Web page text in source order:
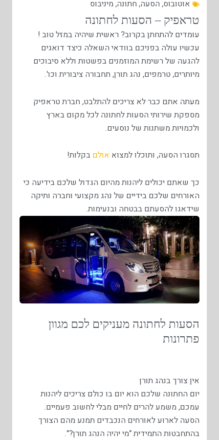
אוטובוס,הסעה,חתונה,מיניבוס
טראפיק – הסעות לחתונה
עומדים להתחתן בקרוב? ראשית שיהיה במזל טוב !
עכשיו עולה בפניכם בוודאי השאלה כיצד דואגים
להגעה של רשימת המוזמנים בפשטות וללא סיבוכים
מיותרים, טרמפים, נהג תורן, תחבורה ציבורית וכו'.
מעתה אתם כבר לא צריכים להתלבט, חברת טראפיק
מספקת שירותי הסעות לחתונה לכל מקום בארץ
ולכמויות משתנות של נוסעים.
תסגרו הסעה, ותוכלו למצוא אולם בקלות!
כך שאתם יכולים ליהנות מהיום הגדול שלכם בידיעה כי
האורחים שלכם בידיים של נהג מקצועי וחברה ותיקה
שידאגו להסעתם בבטחה ובנעימות.
הסעות לחתונה מעניקים לכם מגוון
פתרונות
אין צורך בנהג תורן
יום החתונה שלכם הוא יום בו כולם צריכים ליהנות
עמכם, משמע להרים לחיים מבלי לחשוב פעמיים.
הסעה לארוע לאורחים הנכבדים תמנע מהם הצורך
בהתחבטות התמידית "מי יהיה הנהג תורן?".